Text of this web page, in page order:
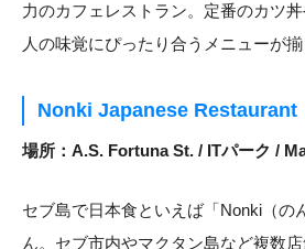
力のカフェレストラン。定番のカツ
人の味覚にぴったり合うメニューが揃
Nonki Japanese Restaurant
場所：A.S. Fortuna St. / ITパーク /
セブ島で日本食といえば「Nonki（の
ん。セブ市内やマクタン島など複数